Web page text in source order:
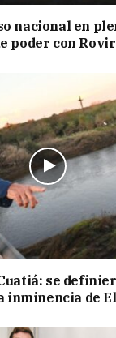
nacional en
poder con
se
inminencia de